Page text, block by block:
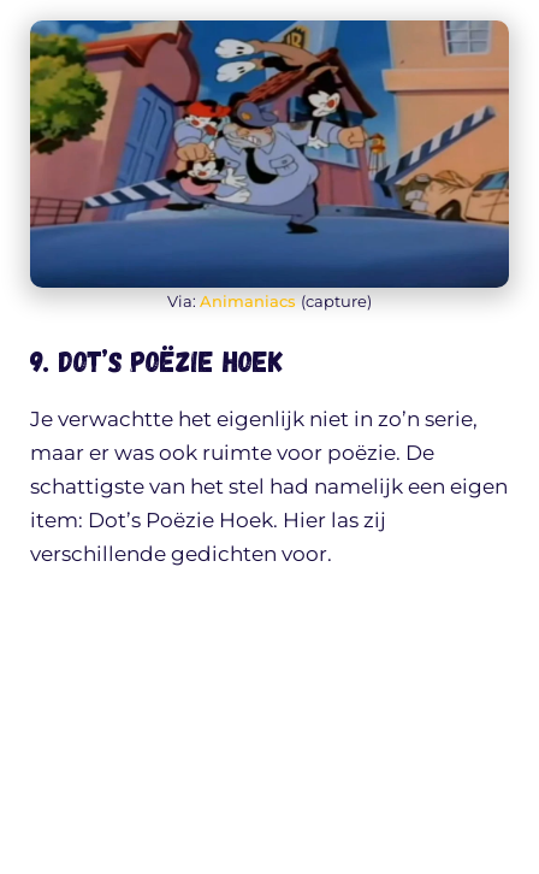
Via: Animaniacs (capture)
9. Dot’s Poëzie Hoek
Je verwachtte het eigenlijk niet in zo’n serie,
maar er was ook ruimte voor poëzie. De
schattigste van het stel had namelijk een eigen
item: Dot’s Poëzie Hoek. Hier las zij
verschillende gedichten voor.